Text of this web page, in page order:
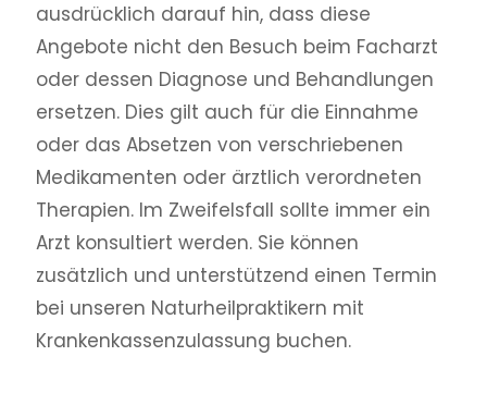
ausdrücklich darauf hin, dass diese
Angebote nicht den Besuch beim Facharzt
oder dessen Diagnose und Behandlungen
ersetzen. Dies gilt auch für die Einnahme
oder das Absetzen von verschriebenen
Medikamenten oder ärztlich verordneten
Therapien. Im Zweifelsfall sollte immer ein
Arzt konsultiert werden. Sie können
zusätzlich und unterstützend einen Termin
bei unseren Naturheilpraktikern mit
Krankenkassenzulassung buchen.